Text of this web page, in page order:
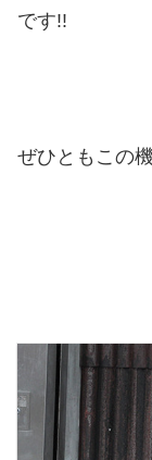
です!!
ぜひともこの